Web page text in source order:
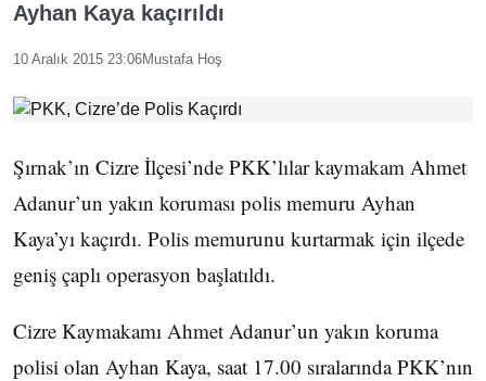
Ayhan Kaya kaçırıldı
10 Aralık 2015 23:06Mustafa Hoş
Şırnak’ın Cizre İlçesi’nde PKK’lılar kaymakam Ahmet
Adanur’un yakın koruması polis memuru Ayhan
Kaya’yı kaçırdı. Polis memurunu kurtarmak için ilçede
geniş çaplı operasyon başlatıldı.
Cizre Kaymakamı Ahmet Adanur’un yakın koruma
polisi olan Ayhan Kaya, saat 17.00 sıralarında PKK’nın